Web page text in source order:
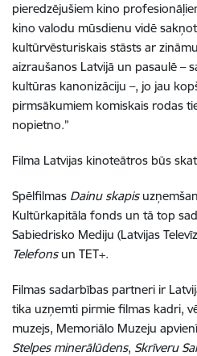
pieredzējušiem kino
kino valodu mūsdienu vidē
kultūrvēsturiskais stāsts ar
aizraušanos Latvijā un pasaulē –
kultūras kanonizāciju –, jo jau
pirmsākumiem komiskais rodas
nopietno.”
Filma Latvijas kinoteātros būs
Spēlfilmas Dainu skapis
Kultūrkapitāla fonds un tā top
Sabiedrisko Mediju (Latvijas
Telefonsun TET+.
Filmas sadarbības partneri ir
tika uzņemti pirmie filmas kadri,
muzejs, Memoriālo Muzeju
Stelpes minerālūdens, Skrīveru